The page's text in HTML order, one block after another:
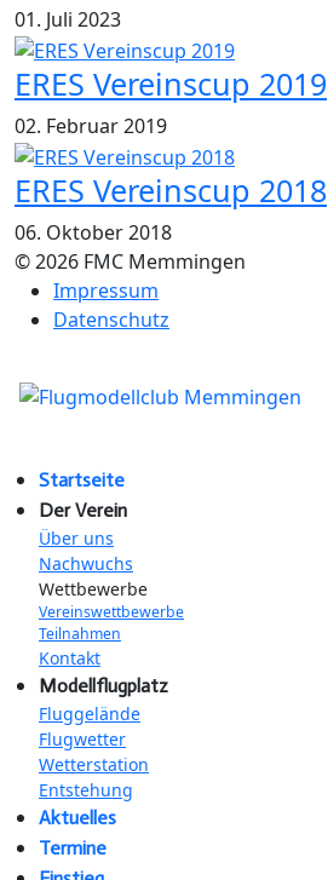
01. Juli 2023
ERES Vereinscup 2019
02. Februar 2019
ERES Vereinscup 2018
06. Oktober 2018
© 2026 FMC Memmingen
Impressum
Datenschutz
Startseite
Der Verein
Über uns
Nachwuchs
Wettbewerbe
Vereinswettbewerbe
Teilnahmen
Kontakt
Modellflugplatz
Fluggelände
Flugwetter
Wetterstation
Entstehung
Aktuelles
Termine